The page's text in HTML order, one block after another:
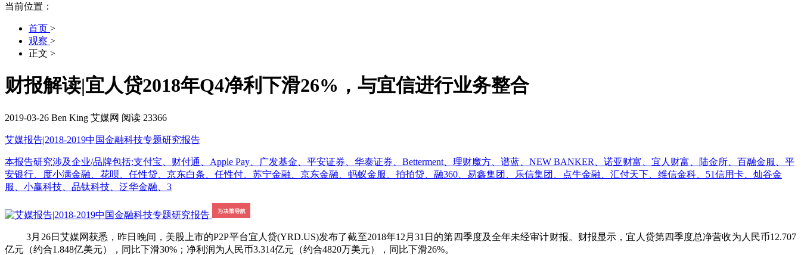
当前位置：
首页 >
观察 >
正文 >
财报解读|宜人贷2018年Q4净利下滑26%，与宜信进行业务整合
2019-03-26 Ben King 艾媒网 阅读 23366
艾媒报告|2018-2019中国金融科技专题研究报告
本报告研究涉及企业/品牌包括:支付宝、财付通、Apple Pay、广发基金、平安证券、华泰证券、Betterment、理财魔方、谱蓝、NEW BANKER、诺亚财富、宜人财富、陆金所、百融金服、平
安银行、度小满金融、花呗、任性贷、京东白条、任性付、苏宁金融、京东金融、蚂蚁金服、拍拍贷、融360、易鑫集团、乐信集团、点牛金融、汇付天下、维信金科、51信用卡、灿谷金
服、小赢科技、品钛科技、泛华金融、3
3月26日艾媒网获悉，昨日晚间，美股上市的P2P平台宜人贷(YRD.US)发布了截至2018年12月31日的第四季度及全年未经审计财报。财报显示，宜人贷第四季度总净营收为人民币12.707
亿元（约合1.848亿美元），同比下滑30%；净利润为人民币3.314亿元（约合4820万美元），同比下滑26%。